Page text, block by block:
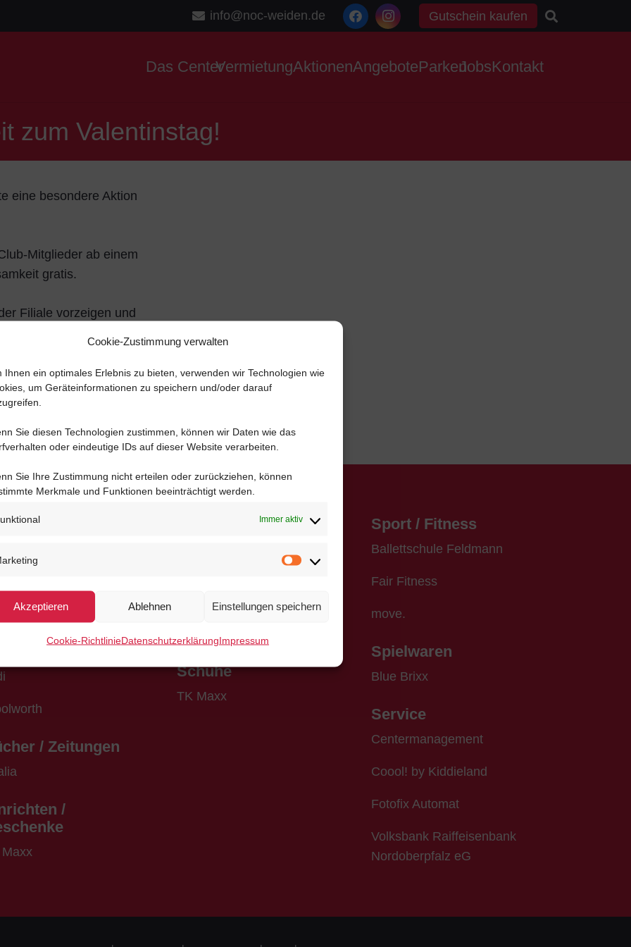
Cookie-Zustimmung verwalten
Ihnen ein optimales Erlebnis zu bieten, verwenden wir Technologien wie
um Geräteinformationen zu speichern und/oder darauf
Sie diesen Technologien zustimmen, können wir Daten wie das
oder eindeutige IDs auf dieser Website verarbeiten.
Sie Ihre Zustimmung nicht erteilen oder zurückziehen, können
Merkmale und Funktionen beeinträchtigt werden.
Immer aktiv
Marketing
Akzeptieren Ablehnen Einstellungen speichern
Cookie-RichtlinieDatenschutzerklärungImpressum
info@noc-weiden.de Gutschein kaufen
Das CenterVermietungAktionenAngeboteParkenJobsKontakt
zum Valentinstag!
eine besondere Aktion
Mitglieder ab einem
gratis.
Filiale vorzeigen und
ab 30 €
/ Zeitungen
/
Gastronomie
Tea Motion
Vietnam Gourmet
Schuhe
TK Maxx
Sport / Fitness
Ballettschule Feldmann
Fair Fitness
move.
Spielwaren
Blue Brixx
Service
Centermanagement
Coool! by Kiddieland
Fotofix Automat
Volksbank Raiffeisenbank
Nordoberpfalz eG